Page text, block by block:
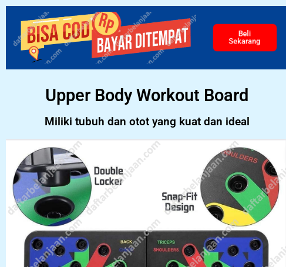
Beli
Sekarang
Upper Body Workout Board
Miliki tubuh dan otot yang kuat dan ideal